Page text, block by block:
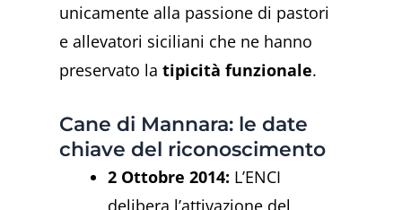
unicamente alla passione di pastori
e allevatori siciliani che ne hanno
preservato latipicità funzionale.
Cane di Mannara: le date
chiave del riconoscimento
2 Ottobre 2014: L’ENCI